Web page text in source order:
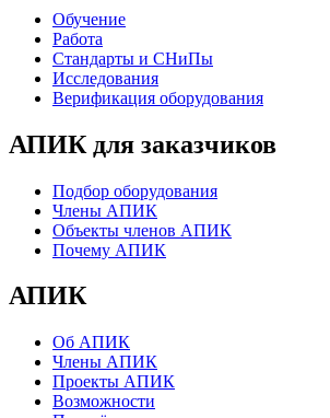
Обучение
Работа
Стандарты и СНиПы
Исследования
Верификация оборудования
АПИК для заказчиков
Подбор оборудования
Члены АПИК
Объекты членов АПИК
Почему АПИК
АПИК
Об АПИК
Члены АПИК
Проекты АПИК
Возможности